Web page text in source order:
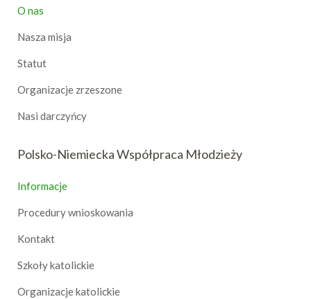
O nas
Nasza misja
Statut
Organizacje zrzeszone
Nasi darczyńcy
Polsko-Niemiecka Współpraca Młodzieży
Informacje
Procedury wnioskowania
Kontakt
Szkoły katolickie
Organizacje katolickie